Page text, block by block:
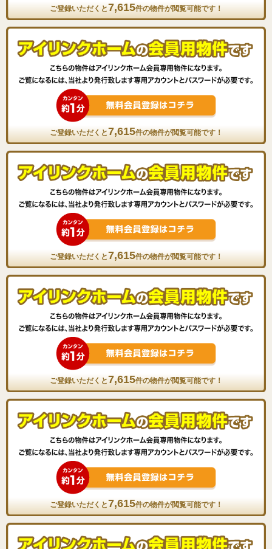
ご登録いただくと7,615件の物件が閲覧可能です！
ご登録いただくと7,615件の物件が閲覧可能です！
ご登録いただくと7,615件の物件が閲覧可能です！
ご登録いただくと7,615件の物件が閲覧可能です！
ご登録いただくと7,615件の物件が閲覧可能です！